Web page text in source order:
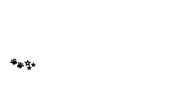
🐾✨